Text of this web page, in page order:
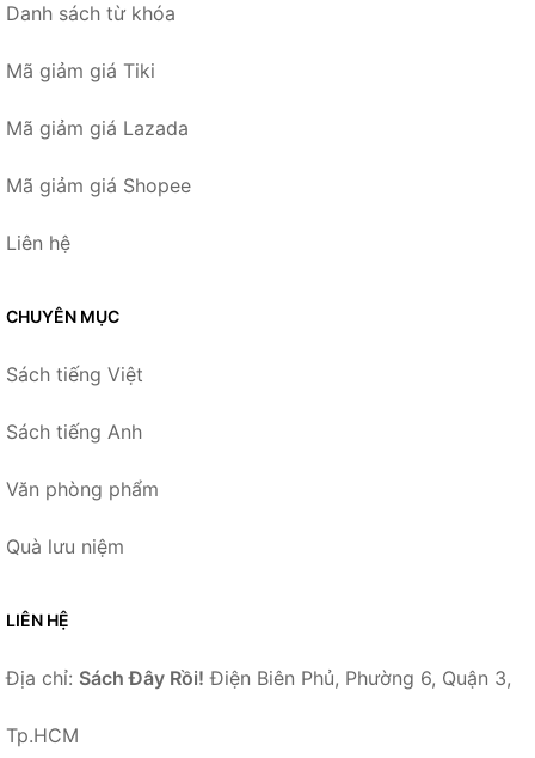
Danh sách từ khóa
Mã giảm giá Tiki
Mã giảm giá Lazada
Mã giảm giá Shopee
Liên hệ
CHUYÊN MỤC
Sách tiếng Việt
Sách tiếng Anh
Văn phòng phẩm
Quà lưu niệm
LIÊN HỆ
Địa chỉ: Sách Đây Rồi! Điện Biên Phủ, Phường 6, Quận 3,
Tp.HCM